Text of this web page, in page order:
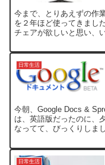
今まで、とりあえずの作
を２年ほど使ってきまし
チェアが欲しいと思い、
日常生活
今朝、Google Docs &
は、英語版だったのに、
なってて、びっくりしま
日常生活